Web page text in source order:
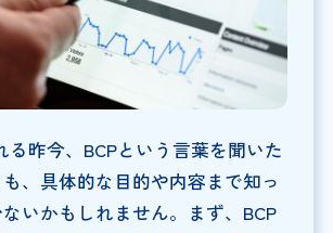
る昨今、BCPという言葉を聞いた
、具体的な目的や内容まで知っ
いかもしれません。まず、BCP